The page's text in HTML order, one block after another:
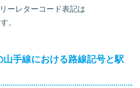
ーレターコード表記は
。
山手線における路線記号と駅